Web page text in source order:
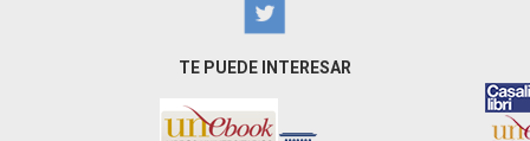
TE PUEDE INTERESAR